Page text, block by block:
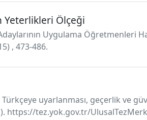
Yeterlikleri Ölçeği
Uygulama Öğretmenleri
, 473-486.
uyarlanması, geçerlik ve
https://tez.yok.gov.tr/